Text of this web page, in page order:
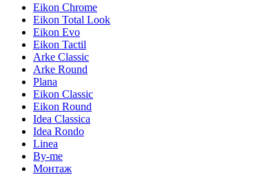
Eikon Chrome
Eikon Total Look
Eikon Evo
Eikon Tactil
Arke Classic
Arke Round
Plana
Eikon Classic
Eikon Round
Idea Classica
Idea Rondo
Linea
By-me
Монтаж